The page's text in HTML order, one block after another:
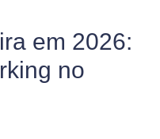
em 2026:
no